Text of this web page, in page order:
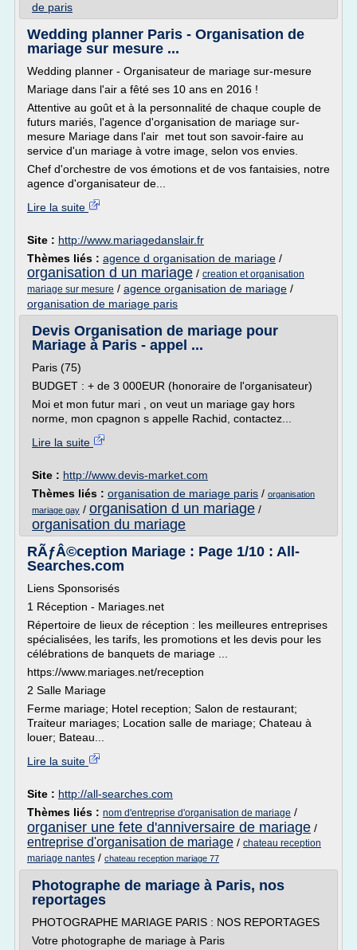
de paris
Wedding planner Paris - Organisation de
mariage sur mesure ...
Wedding planner - Organisateur de mariage sur-mesure
Mariage dans l'air a fêté ses 10 ans en 2016 !
Attentive au goût et à la personnalité de chaque couple de
futurs mariés, l'agence d'organisation de mariage sur-
mesure Mariage dans l'air met tout son savoir-faire au
service d'un mariage à votre image, selon vos envies.
Chef d'orchestre de vos émotions et de vos fantaisies, notre
agence d'organisateur de...
Lire la suite
Site : http://www.mariagedanslair.fr
Thèmes liés : agence d organisation de mariage /
organisation d un mariage / creation et organisation
mariage sur mesure / agence organisation de mariage /
organisation de mariage paris
Devis Organisation de mariage pour
Mariage à Paris - appel ...
Paris (75)
BUDGET : + de 3 000EUR (honoraire de l'organisateur)
Moi et mon futur mari , on veut un mariage gay hors
norme, mon cpagnon s appelle Rachid, contactez...
Lire la suite
Site : http://www.devis-market.com
Thèmes liés : organisation de mariage paris / organisation
mariage gay / organisation d un mariage /
organisation du mariage
RÃƒÂ©ception Mariage : Page 1/10 : All-
Searches.com
Liens Sponsorisés
1 Réception - Mariages.net
Répertoire de lieux de réception : les meilleures entreprises
spécialisées, les tarifs, les promotions et les devis pour les
célébrations de banquets de mariage ...
https://www.mariages.net/reception
2 Salle Mariage
Ferme mariage; Hotel reception; Salon de restaurant;
Traiteur mariages; Location salle de mariage; Chateau à
louer; Bateau...
Lire la suite
Site : http://all-searches.com
Thèmes liés : nom d'entreprise d'organisation de mariage /
organiser une fete d'anniversaire de mariage /
entreprise d'organisation de mariage / chateau reception
mariage nantes / chateau reception mariage 77
Photographe de mariage à Paris, nos
reportages
PHOTOGRAPHE MARIAGE PARIS : NOS REPORTAGES
Votre photographe de mariage à Paris